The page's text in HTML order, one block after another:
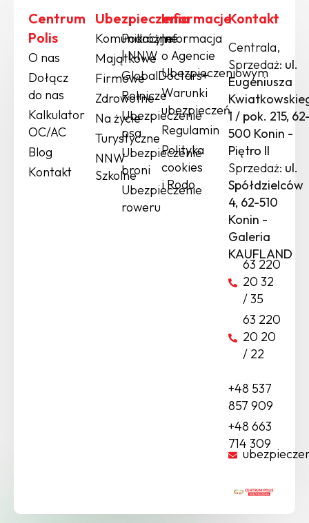
Centrum
Polis
O nas
Dołącz
do nas
Kalkulator
OC/AC
Blog
Kontakt
Ubezpieczenia
Komunikacyjne
Majątkowe
Firmowe
Zdrowotne
Na życie
Turystyczne
NNW
Szkolne
Podróżne
| NNW
GlobalDoctors+
Rolnicze
Ubezpieczenie
psa
Ubezpieczenie
broni
Ubezpieczenie
roweru
Informacje
Informacja
o Agencie
Ubezpieczeniowym
Warunki
ubezpieczeń
Regulamin
Polityka
cookies
i Rodo
Kontakt
Centrala,
Sprzedaż: ul.
Eugeniusza
1 / pok. 215,
500 Konin -
Piętro II
Sprzedaż: ul.
Spółdzielców
4, 62-510
Konin -
Galeria
KAUFLAND
63 220
20 32
/ 35
63 220
20 20
/ 22
+48 537
857 909
+48 663
714 309